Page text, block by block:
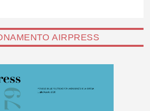
AIRPRESS